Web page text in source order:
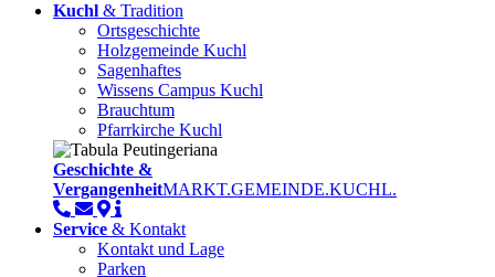
Kuchl & Tradition
Ortsgeschichte
Holzgemeinde Kuchl
Sagenhaftes
Wissens Campus Kuchl
Brauchtum
Pfarrkirche Kuchl
Geschichte &
VergangenheitMARKT.GEMEINDE.KUCHL.
Service & Kontakt
Kontakt und Lage
Parken